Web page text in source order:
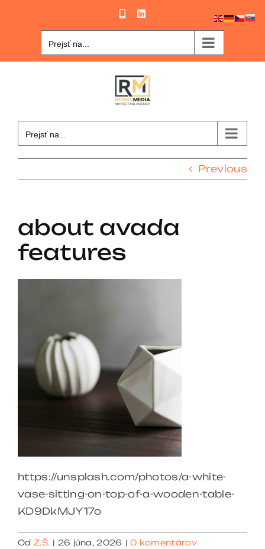
PhoneLinkedIn
Prejsť na...
Prejsť na...
Previous
about avada
features
https://unsplash.com/photos/a-white-
vase-sitting-on-top-of-a-wooden-table-
KD9DkMJY17o
Od Z.Š. | 26 júna, 2026 | 0 komentárov